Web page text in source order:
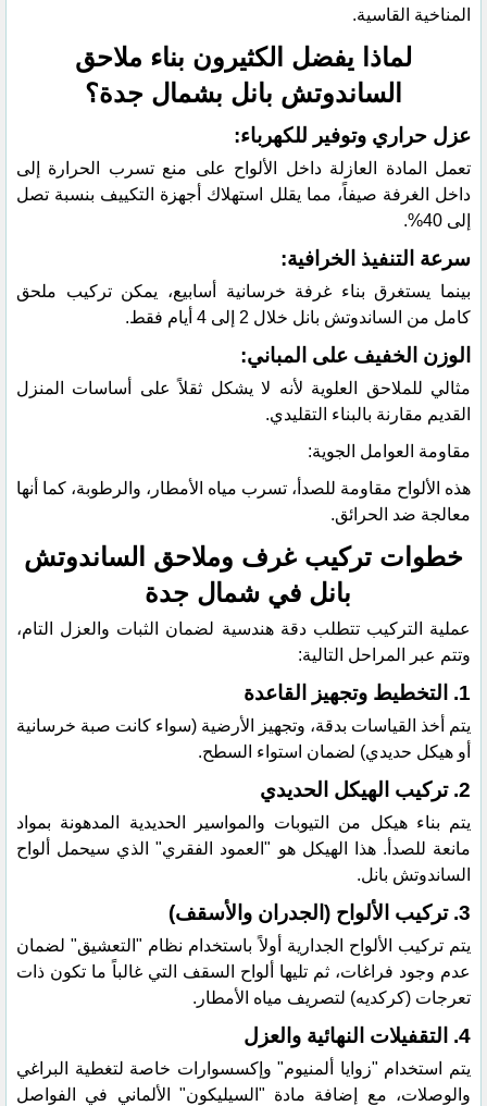
المناخية القاسية.
​لماذا يفضل الكثيرون بناء ملاحق
الساندوتش بانل بشمال جدة؟
​عزل حراري وتوفير للكهرباء:
تعمل المادة العازلة داخل الألواح على منع تسرب الحرارة إلى
داخل الغرفة صيفاً، مما يقلل استهلاك أجهزة التكييف بنسبة تصل
إلى 40%.
​سرعة التنفيذ الخرافية:
بينما يستغرق بناء غرفة خرسانية أسابيع، يمكن تركيب ملحق
كامل من الساندوتش بانل خلال 2 إلى 4 أيام فقط.
​الوزن الخفيف على المباني:
مثالي للملاحق العلوية لأنه لا يشكل ثقلاً على أساسات المنزل
القديم مقارنة بالبناء التقليدي.
​مقاومة العوامل الجوية:
هذه الألواح مقاومة للصدأ، تسرب مياه الأمطار، والرطوبة، كما أنها
معالجة ضد الحرائق.
​خطوات تركيب غرف وملاحق الساندوتش
بانل في شمال جدة
​عملية التركيب تتطلب دقة هندسية لضمان الثبات والعزل التام،
وتتم عبر المراحل التالية:
​1. التخطيط وتجهيز القاعدة
​يتم أخذ القياسات بدقة، وتجهيز الأرضية (سواء كانت صبة خرسانية
أو هيكل حديدي) لضمان استواء السطح.
​2. تركيب الهيكل الحديدي
​يتم بناء هيكل من التيوبات والمواسير الحديدية المدهونة بمواد
مانعة للصدأ. هذا الهيكل هو "العمود الفقري" الذي سيحمل ألواح
الساندوتش بانل.
​3. تركيب الألواح (الجدران والأسقف)
​يتم تركيب الألواح الجدارية أولاً باستخدام نظام "التعشيق" لضمان
عدم وجود فراغات، ثم تليها ألواح السقف التي غالباً ما تكون ذات
تعرجات (كركديه) لتصريف مياه الأمطار.
​4. التقفيلات النهائية والعزل
​يتم استخدام "زوايا ألمنيوم" وإكسسوارات خاصة لتغطية البراغي
والوصلات، مع إضافة مادة "السيليكون" الألماني في الفواصل